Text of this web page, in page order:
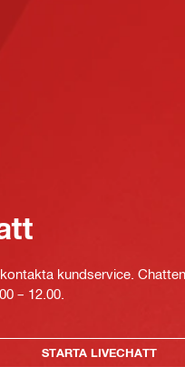
kundservice.
– 12.00.
STARTA LIVECHATT